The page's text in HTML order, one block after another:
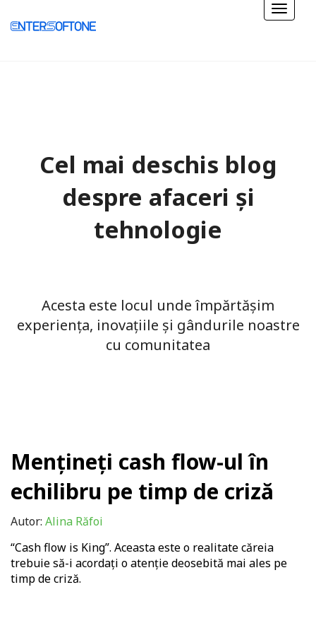
Cel mai deschis blog
despre afaceri și
tehnologie
Acesta este locul unde împărtășim
experiența, inovațiile și gândurile noastre
cu comunitatea
Mențineți cash flow-ul în
echilibru pe timp de criză
Autor: Alina Răfoi
“Cash flow is King”. Aceasta este o realitate căreia
trebuie să-i acordați o atenție deosebită mai ales pe
timp de criză.